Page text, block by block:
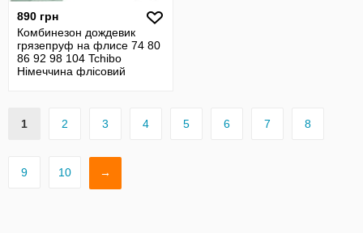
890 грн
Комбинезон дождевик
грязепруф на флисе 74 80
86 92 98 104 Tchibo
Німеччина флісовий
1 2 3 4 5 6 7 8
9 10 →